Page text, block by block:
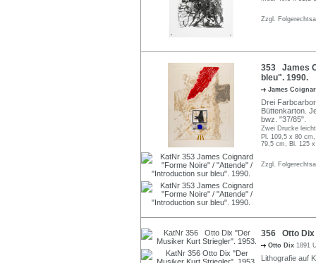
Zzgl.
353 James
bleu". 1990.
James
Drei
Büttenkarton.
bwz. "37/85".
Zwei Drucke
Pl. 109,5 x 80
79,5 cm, Bl. 125
Zzgl.
356 Otto Dix
Otto Dix 1891
Lithografie auf